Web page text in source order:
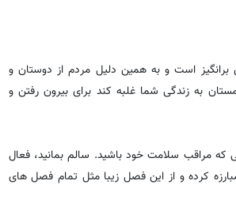
است و به همین دلیل مردم از دوستان و
به زندگی شما غلبه کند برای بیرون رفتن و
مراقب سلامت خود باشید. سالم بمانید، فعال
کرده و از این فصل زیبا مثل تمام فصل های